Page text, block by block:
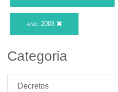
ANO: 2008
Categoria
Decretos